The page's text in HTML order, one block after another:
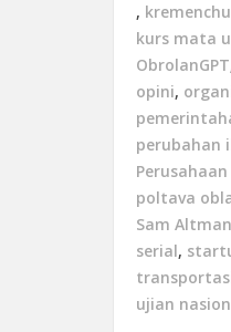
,
kurs mata
ObrolanGPT
opini,
perubahan
poltava
Sam Altman
serial,
ujian